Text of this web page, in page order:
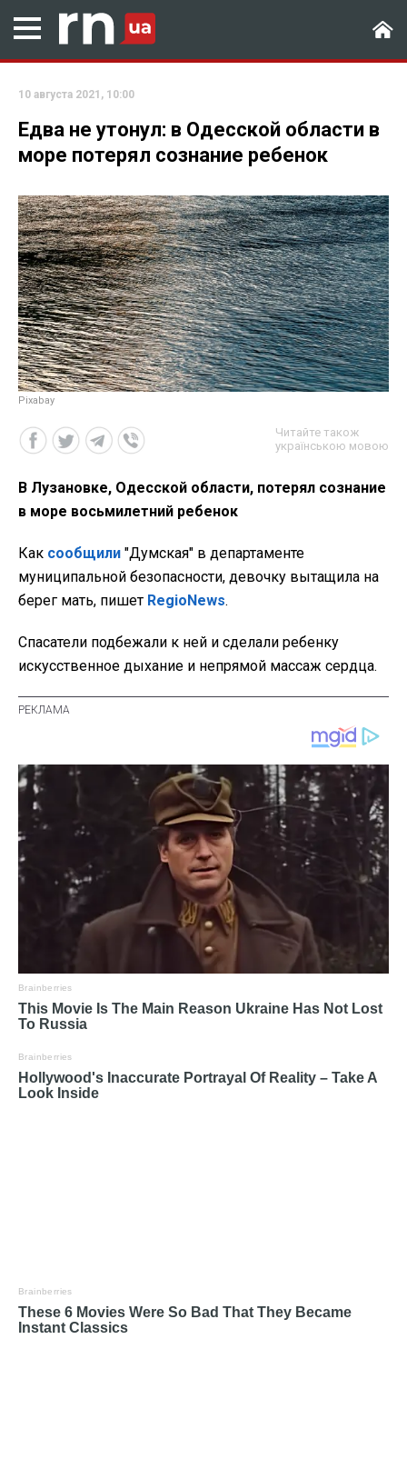
10 августа 2021, 10:00
Едва не утонул: в Одесской области в
море потерял сознание ребенок
Рixabay
Читайте також
українською мовою
В Лузановке, Одесской области, потерял сознание
в море восьмилетний ребенок
Как сообщили "Думская" в департаменте
муниципальной безопасности, девочку вытащила на
берег мать, пишет RegioNews.
Спасатели подбежали к ней и сделали ребенку
искусственное дыхание и непрямой массаж сердца.